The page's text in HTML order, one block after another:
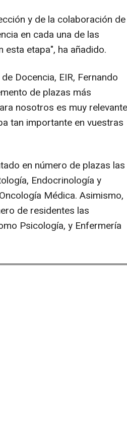
y de la colaboración de
en cada una de las
esta etapa", ha añadido.
Docencia, EIR, Fernando
de plazas más
nosotros es muy relevante
tan importante en vuestras
en número de plazas las
Endocrinología y
Médica. Asimismo,
de residentes las
Psicología, y Enfermería